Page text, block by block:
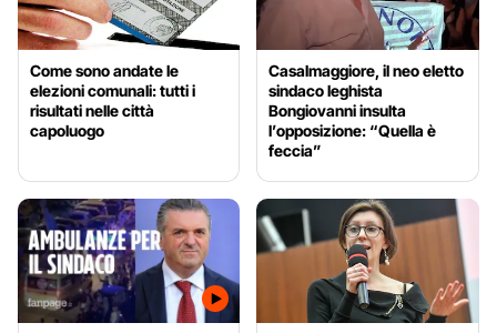
Come sono andate le
elezioni comunali: tutti i
risultati nelle città
capoluogo
Casalmaggiore, il neo eletto
sindaco leghista
Bongiovanni insulta
l’opposizione: “Quella è
feccia”